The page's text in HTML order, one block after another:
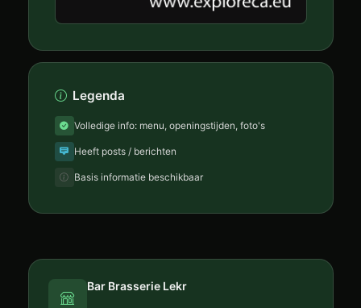
Legenda
Volledige info: menu, openingstijden, foto's
Heeft posts / berichten
Basis informatie beschikbaar
Bar Brasserie Lekr